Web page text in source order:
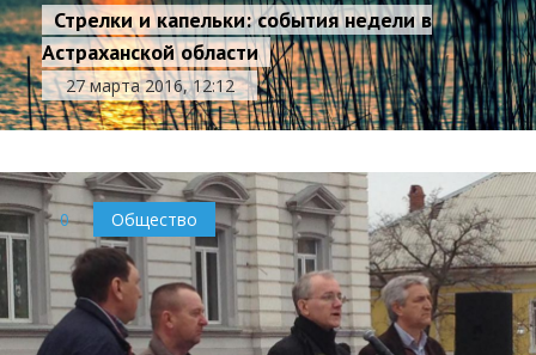
Стрелки и капельки: события недели в
Астраханской области
27 марта 2016, 12:12
0 Общество